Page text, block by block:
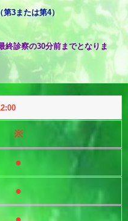
または第4）
終診察の30分前までとなりま
※
●
●